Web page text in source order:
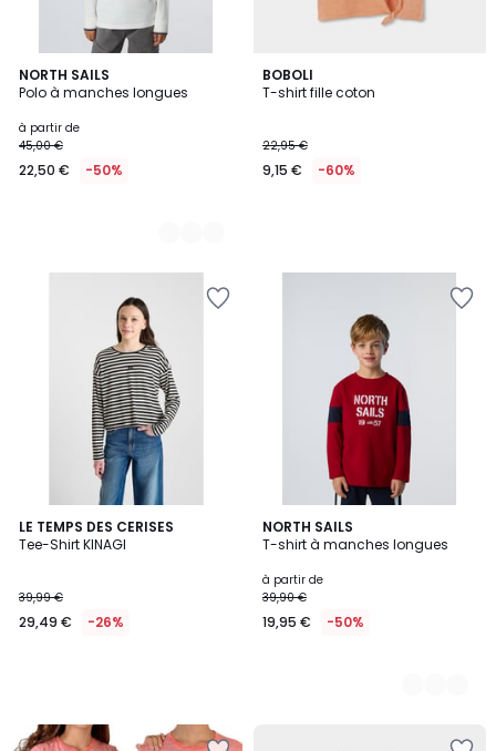
NORTH SAILS
Polo à manches longues
à partir de
45,00 €
22,50 € -50%
4
Couleurs
BOBOLI
T-shirt fille coton
22,95 €
9,15 € -60%
LE TEMPS DES CERISES
Tee-Shirt KINAGI
39,99 €
29,49 € -26%
NORTH SAILS
T-shirt à manches longues
à partir de
39,90 €
19,95 € -50%
2
Couleurs